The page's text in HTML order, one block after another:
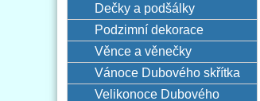
Dečky a podšálky
Podzimní dekorace
Věnce a věnečky
Vánoce Dubového skřítka
Velikonoce Dubového